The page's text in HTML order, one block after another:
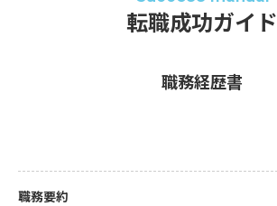
転職成功ガイド
職務経歴書
職務要約